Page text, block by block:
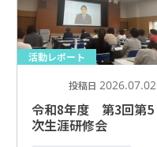
活動レポート
投稿日 2026.07.02
令和8年度 第3回第5
次生涯研修会